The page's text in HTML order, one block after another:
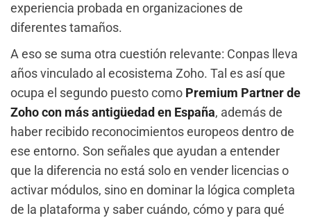
experiencia probada en organizaciones de
diferentes tamaños.
A eso se suma otra cuestión relevante: Conpas lleva
años vinculado al ecosistema Zoho. Tal es así que
ocupa el segundo puesto como Premium Partner de
Zoho con más antigüedad en España, además de
haber recibido reconocimientos europeos dentro de
ese entorno. Son señales que ayudan a entender
que la diferencia no está solo en vender licencias o
activar módulos, sino en dominar la lógica completa
de la plataforma y saber cuándo, cómo y para qué